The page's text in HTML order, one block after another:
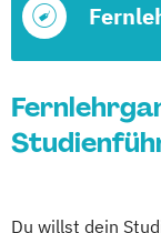
Du willst dein